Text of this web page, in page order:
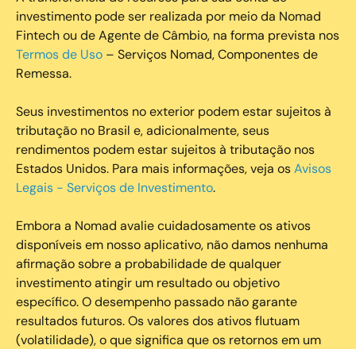
investimento pode ser realizada por meio da Nomad
Fintech ou de Agente de Câmbio, na forma prevista nos
Termos de Uso – Serviços Nomad, Componentes de
Remessa.
Seus investimentos no exterior podem estar sujeitos à
tributação no Brasil e, adicionalmente, seus
rendimentos podem estar sujeitos à tributação nos
Estados Unidos. Para mais informações, veja osAvisos
Legais - Serviços de Investimento.
Embora a Nomad avalie cuidadosamente os ativos
disponíveis em nosso aplicativo, não damos nenhuma
afirmação sobre a probabilidade de qualquer
investimento atingir um resultado ou objetivo
específico. O desempenho passado não garante
resultados futuros. Os valores dos ativos flutuam
(volatilidade), o que significa que os retornos em um